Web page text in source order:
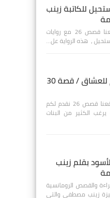
للكاتبة زينب
مرحباً بكم أصدقائي وأحبابي في موقعنا قصص 26 مع روايات
، هذه الرواية عل…
حواديت قبل النوم للعشاق / قصة 30
مرحباً بكم جميع أصدقائي ومتابعي موقعنا قصص 26 نقدم لكم
الكثير من البنات
بقلم زينب
والقصص الرومانسية
زينب مصطفى والتي